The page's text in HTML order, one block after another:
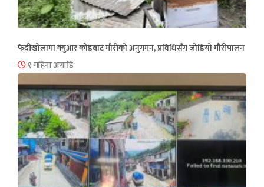
फेदीखोलामा क्युआर कोडबाट मौरीको अनुगमन, प्रविधिसँग जोडियो मौरीपालन
१ महिना अगाडि